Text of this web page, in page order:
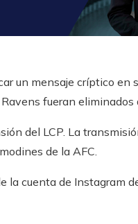
un mensaje críptico en
fueran
del LCP. La
de la AFC.
la cuenta de Instagram